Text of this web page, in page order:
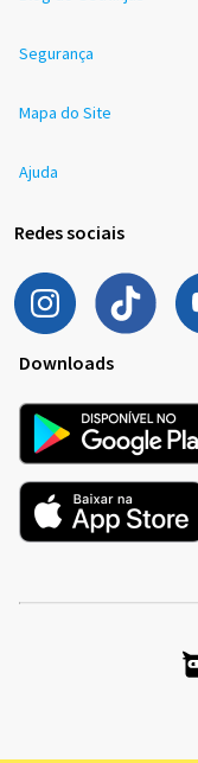
Segurança
Mapa do Site
Ajuda
Redes sociais
Downloads